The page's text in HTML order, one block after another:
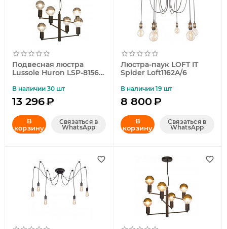
Подвесная люстра
Lussole Huron LSP-8156-
В наличии 30 шт
13 296₽
В
корзину
Связаться в
WhatsApp
Люстра-паук LOFT IT
Spider Loft1162A/6
В наличии 19 шт
8 800₽
В
корзину
Связаться в
WhatsApp